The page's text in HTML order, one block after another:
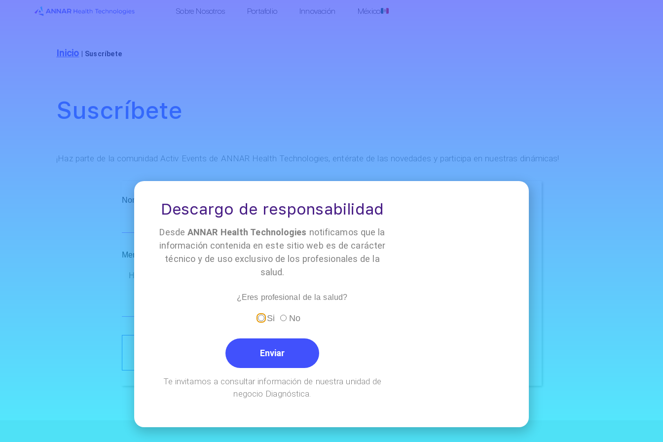
Sobre Nosotros Portafolio Innovación México
Inicio Suscríbete
Suscríbete
¡Haz parte de la comunidad Activ Events de ANNAR Health Technologies, entérate de las novedades y participa en nuestras dinámicas!
Nombre Completo
Mensaje
Enviar
Descargo de responsabilidad
DesdeANNAR Health Technologies notificamos que la
información contenida en este sitio web es de carácter
técnico y de uso exclusivo de los profesionales de la
salud.
¿Eres profesional de la salud?
Si No
Enviar
Te invitamos a consultar información de nuestra unidad de
negocio Diagnóstica.